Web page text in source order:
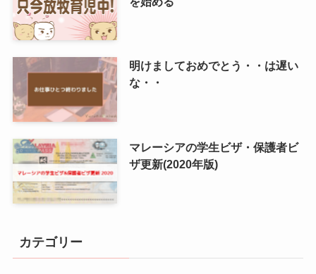
明けましておめでとう・・は遅い
な・・
マレーシアの学生ビザ・保護者ビ
ザ更新(2020年版)
カテゴリー